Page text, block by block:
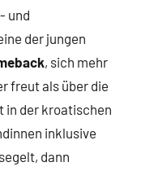
und
der jungen
, sich mehr
freut als über die
in der kroatischen
inklusive
dann